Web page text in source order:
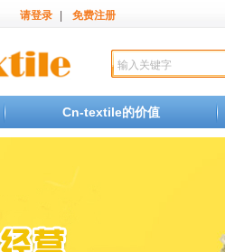
请登录 免费注册
Cn-textile的价值